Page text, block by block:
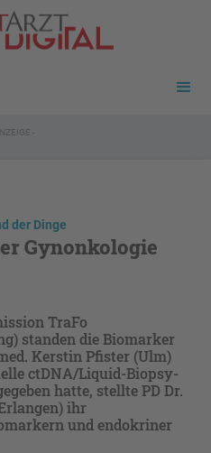
-
der Dinge
Gynonkologie
TraFo
standen die Biomarker
Kerstin Pfister (Ulm)
ctDNA/Liquid-Biopsy-
hatte, stellte PD Dr.
ihr
und endokriner